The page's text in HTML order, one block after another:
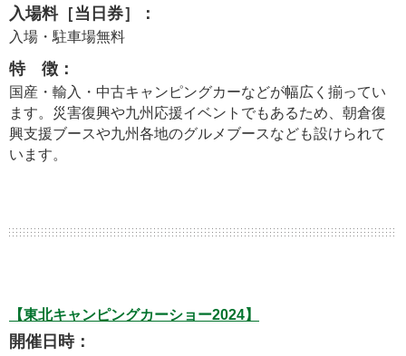
入場料［当日券］：
入場・駐車場無料
特 徴：
国産・輸入・中古キャンピングカーなどが幅広く揃ってい
ます。災害復興や九州応援イベントでもあるため、朝倉復
興支援ブースや九州各地のグルメブースなども設けられて
います。
【東北キャンピングカーショー2024】
開催日時：